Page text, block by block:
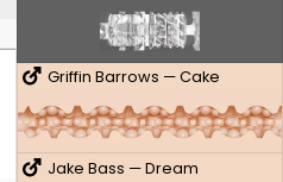
Griffin Barrows — Cake
Jake Bass — Dream